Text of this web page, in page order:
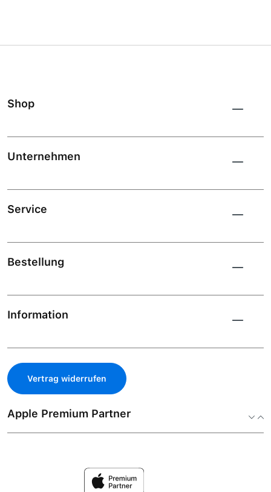
Shop
Unternehmen
Service
Bestellung
Information
Vertrag widerrufen
Apple Premium Partner